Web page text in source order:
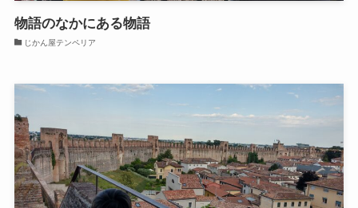
物語のなかにある物語
じかん屋テンペリア